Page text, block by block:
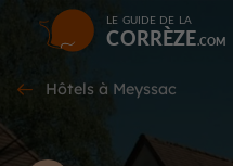
LE GUIDE DE LA
CORRÈZE
Hôtels à Meyssac